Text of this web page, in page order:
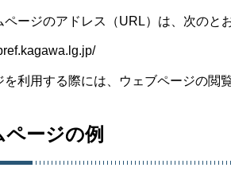
ージのアドレス（URL）は、次のと
を利用する際には、ウェブページの閲
ージの例